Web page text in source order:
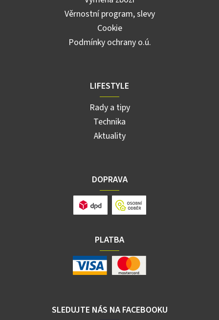
Věrnostní program, slevy
Cookie
Podmínky ochrany o.ú.
LIFESTYLE
Rady a tipy
Technika
Aktuality
DOPRAVA
PLATBA
SLEDUJTE NÁS NA FACEBOOKU